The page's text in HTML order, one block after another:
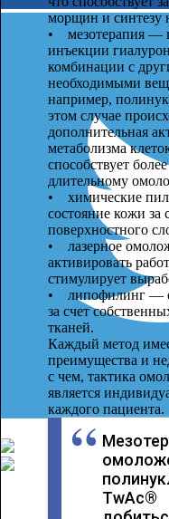
морщин и синтезу
• мезотерапия —
инъекции
комбинации с
необходимыми
например,
этом случае
дополнительная
метаболизма
способствует
длительному
• химические
состояние кожи за
поверхностного
• лазерное
активировать
стимулирует
• липофилинг —
за счет
тканей.
Каждый метод
преимущества и
с чем, тактика
является
каждого пациента.